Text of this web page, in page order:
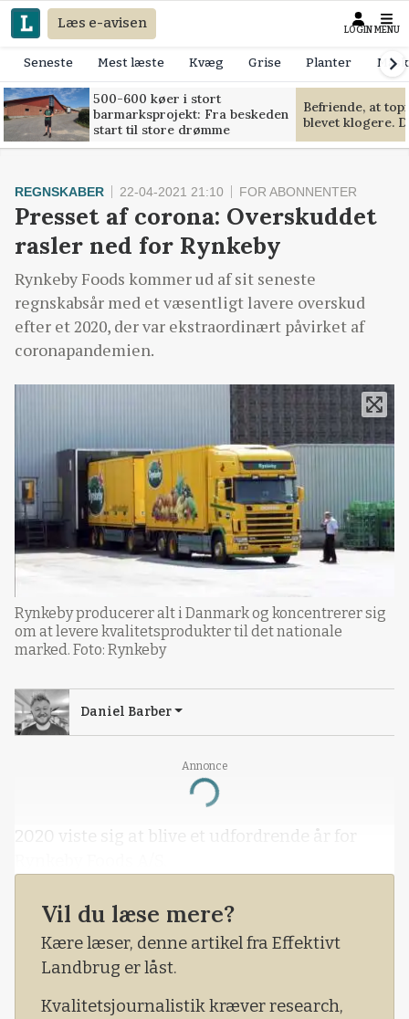
Læs e-avisen LOGIN MENU
Seneste Mest læste Kvæg Grise Planter
500-600 køer i stort
barmarksprojekt: Fra beskeden
start til store drømme
Befriende, at
blevet klogere.
Annonce
Loading...
REGNSKABER 22-04-2021 21:10 FOR ABONNENTER
Presset af corona: Overskuddet
rasler ned for Rynkeby
Rynkeby Foods kommer ud af sit seneste
regnskabsår med et væsentligt lavere overskud
efter et 2020, der var ekstraordinært påvirket af
coronapandemien.
Rynkeby producerer alt i Danmark og koncentrerer sig
om at levere kvalitetsprodukter til det nationale
marked. Foto: Rynkeby
Daniel Barber
2020 viste sig at blive et udfordrende år for
Vil du læse mere?
Kære læser, denne artikel fra Effektivt
Landbrug er låst.
Kvalitetsjournalistik kræver research,